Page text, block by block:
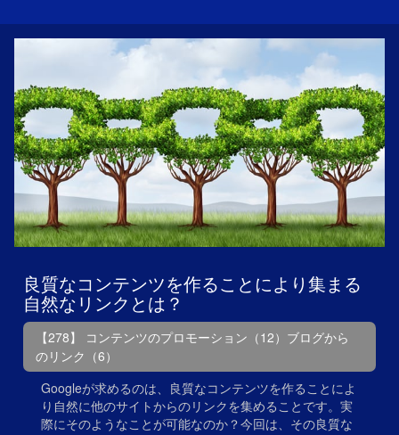
良質なコンテンツを作ることにより集まる
自然なリンクとは？
【278】 コンテンツのプロモーション（12）ブログから
のリンク（6）
Googleが求めるのは、良質なコンテンツを作ることによ
り自然に他のサイトからのリンクを集めることです。実
際にそのようなことが可能なのか？今回は、その良質な